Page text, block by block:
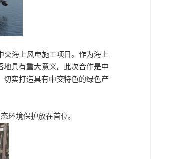
交海上风电施工项目。作为海上
地具有重大意义。此次合作是中
切实打造具有中交特色的绿色产
环境保护放在首位。